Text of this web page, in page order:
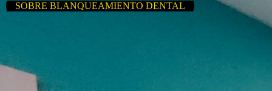
SOBRE BLANQUEAMIENTO DENTAL